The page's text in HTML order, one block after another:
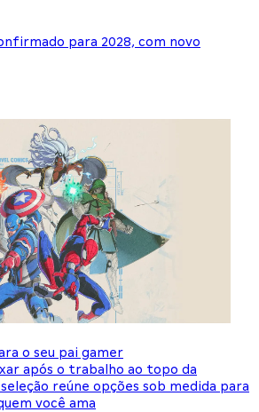
para 2028, com novo
o seu pai gamer
após o trabalho ao topo da
reúne opções sob medida para
você ama